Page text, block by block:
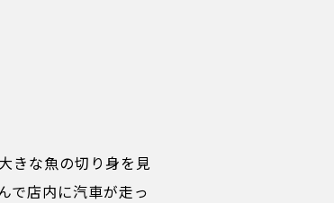
きな魚の切り身を見
で店内に汽車が走っ